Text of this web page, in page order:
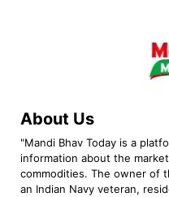
About Us
"Mandi Bhav Today is a
information about the
commodities. The owner of
an Indian Navy veteran,